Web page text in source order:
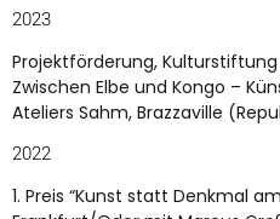
2023
Projektförderung,
Zwischen Elbe und Kongo –
Ateliers Sahm, Brazzaville
2022
1. Preis “Kunst statt Denkmal